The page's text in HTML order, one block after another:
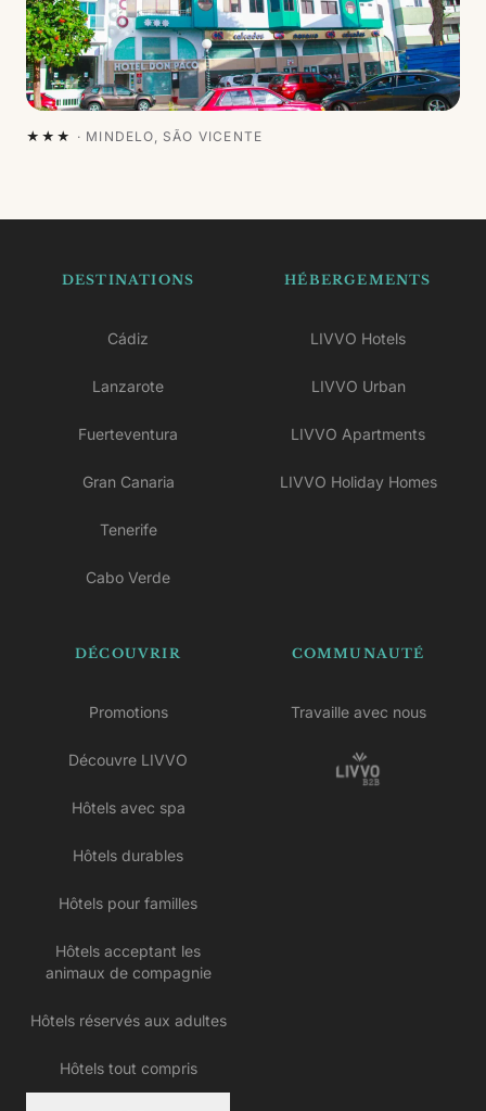
★★★ · MINDELO, SÃO VICENTE
DESTINATIONS
Cádiz
Lanzarote
Fuerteventura
Gran Canaria
Tenerife
Cabo Verde
HÉBERGEMENTS
LIVVO Hotels
LIVVO Urban
LIVVO Apartments
LIVVO Holiday Homes
DÉCOUVRIR
Promotions
Découvre LIVVO
Hôtels avec spa
Hôtels durables
Hôtels pour familles
Hôtels acceptant les
animaux de compagnie
Hôtels réservés aux adultes
Hôtels tout compris
COMMUNAUTÉ
Travaille avec nous